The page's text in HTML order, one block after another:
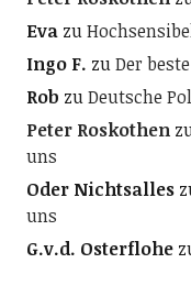
Evazu
Ingo F. zuDer
Rob zuDeutsche
Peter Roskothen
uns
Oder Nichtsalles
uns
G.v.d. Osterflohe